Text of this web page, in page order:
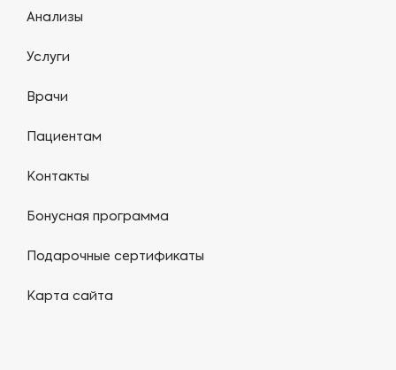
Анализы
Услуги
Врачи
Пациентам
Контакты
Бонусная программа
Подарочные сертификаты
Карта сайта